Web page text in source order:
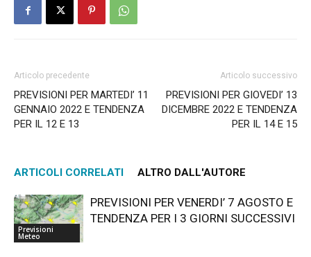
Articolo precedente
PREVISIONI PER MARTEDI’ 11
GENNAIO 2022 E TENDENZA
PER IL 12 E 13
Articolo successivo
PREVISIONI PER GIOVEDI’ 13
DICEMBRE 2022 E TENDENZA
PER IL 14 E 15
ARTICOLI CORRELATI ALTRO DALL'AUTORE
Previsioni
Meteo
PREVISIONI PER VENERDI’ 7 AGOSTO E
TENDENZA PER I 3 GIORNI SUCCESSIVI